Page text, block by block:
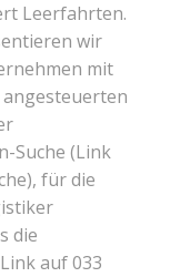
Leerfahrten.
wir
mit
Suche (Link
, für die
die
auf 033